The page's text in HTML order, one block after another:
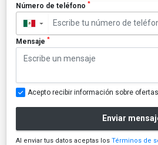
Número de teléfono *
▼
Mensaje *
Acepto recibir información sobre
Enviar
Al enviar tus datos aceptas los Términos de